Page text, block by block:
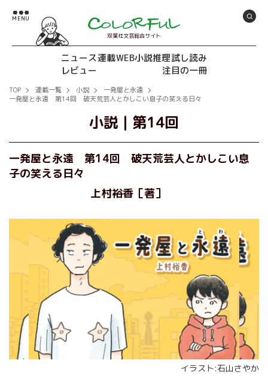
双葉社文芸総合サイト
ニュース連載WEB小説推理試し読み
レビュー
注目の一冊
TOP 連載一覧 小説
一発屋と永遠
一発屋と永遠 第14回 破天荒芸人とかしこい息子の笑える日々
小説 ｜ 第14回
一発屋と永遠 第14回 破天荒芸人とかしこい息
子の笑える日々
上村裕香［著］
イラスト:石山さやか